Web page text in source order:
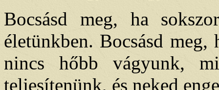
Bocsásd meg, ha
életünkben. Bocsásd
nincs hőbb vágyunk,
teljesítenünk, és neked